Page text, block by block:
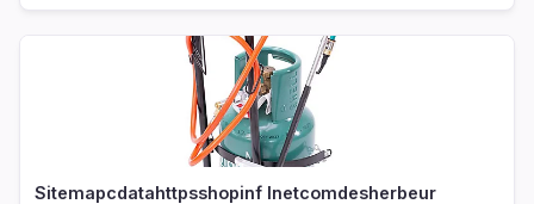
Sitemapcdatahttpsshopinf Inetcomdesherbeur